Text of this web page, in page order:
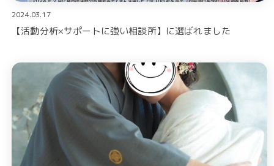
2024.03.17
【活動分析×サポートに強い相談所】に選ばれました